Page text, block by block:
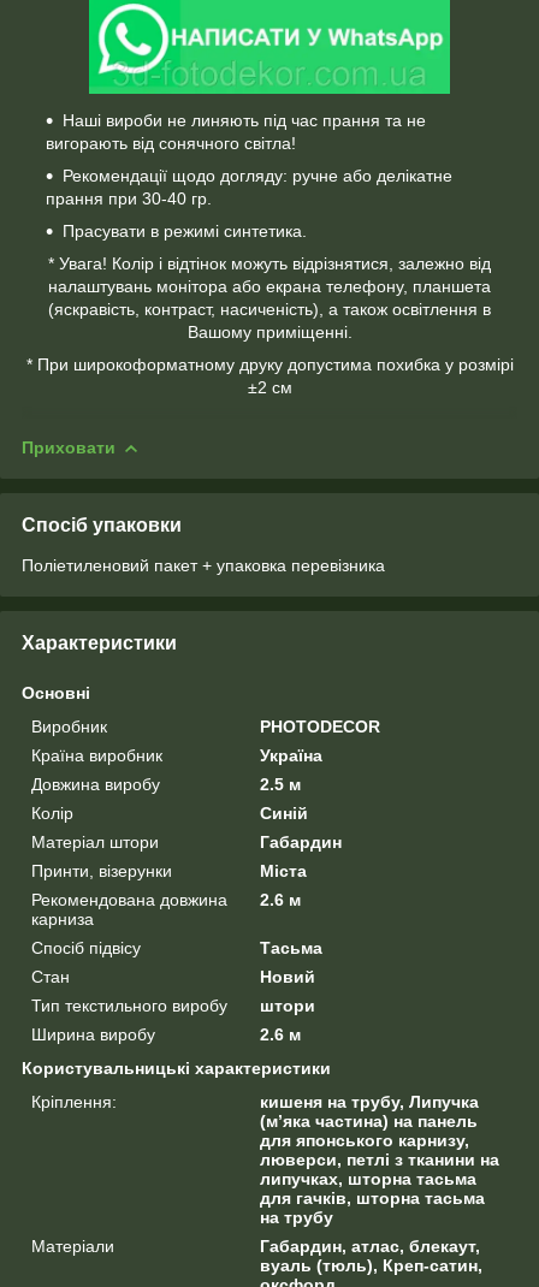
Наші вироби не линяють під час прання та не
вигорають від сонячного світла!
Рекомендації щодо догляду: ручне або делікатне
прання при 30-40 гр.
Прасувати в режимі синтетика.
* Увага! Колір і відтінок можуть відрізнятися, залежно від
налаштувань монітора або екрана телефону, планшета
(яскравість, контраст, насиченість), а також освітлення в
Вашому приміщенні.
* При широкоформатному друку допустима похибка у розмірі
±2 см
Приховати
Спосіб упаковки
Поліетиленовий пакет + упаковка перевізника
Характеристики
Основні
Виробник
PHOTODECOR
Країна виробник
Україна
Довжина виробу
2.5 м
Колір
Синій
Матеріал штори
Габардин
Принти, візерунки
Міста
Рекомендована довжина
карниза
2.6 м
Спосіб підвісу
Тасьма
Стан
Новий
Тип текстильного виробу
штори
Ширина виробу
2.6 м
Користувальницькі характеристики
Кріплення:
кишеня на трубу, Липучка
(м’яка частина) на панель
для японського карнизу,
люверси, петлі з тканини на
липучках, шторна тасьма
для гачків, шторна тасьма
на трубу
Матеріали
Габардин, атлас, блекаут,
вуаль (тюль), Креп-сатин,